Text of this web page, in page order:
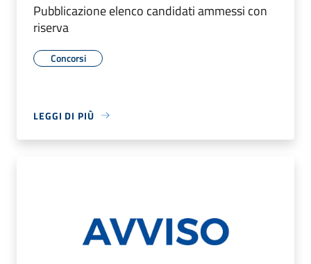
Pubblicazione elenco candidati ammessi con
riserva
Concorsi
LEGGI DI PIÙ